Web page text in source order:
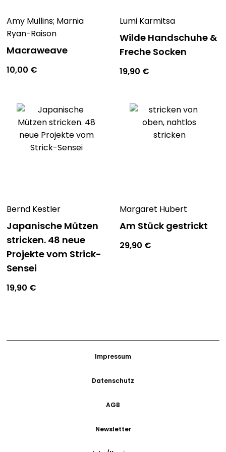
Amy Mullins; Marnia
Ryan-Raison
Macraweave
10,00 €
Lumi Karmitsa
Wilde Handschuhe &
Freche Socken
19,90 €
Bernd Kestler
Japanische Mützen
stricken. 48 neue
Projekte vom Strick-
Sensei
19,90 €
Margaret Hubert
Am Stück gestrickt
29,90 €
Impressum
Datenschutz
AGB
Newsletter